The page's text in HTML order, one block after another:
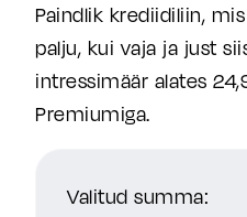
Paindlik krediidiliin,
palju, kui vaja ja just
intressimäär alates
Premiumiga.
Valitud summa: